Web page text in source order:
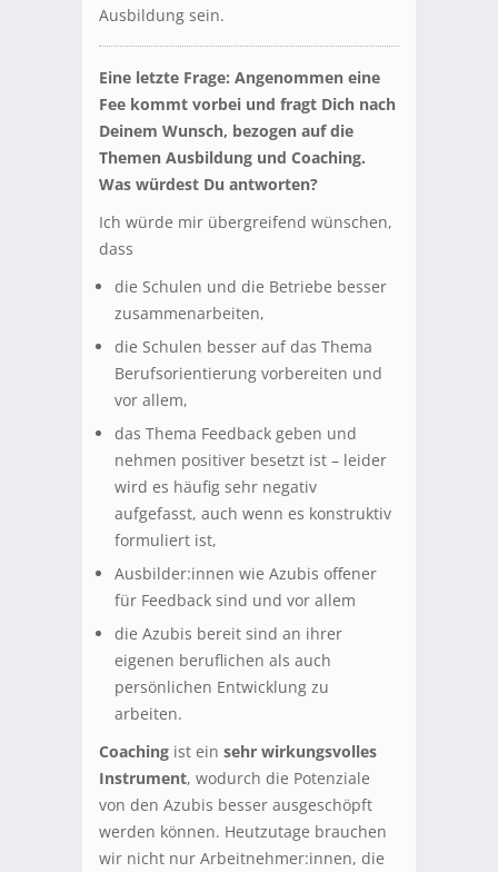
Ausbildung sein.
Eine letzte Frage: Angenommen eine
Fee kommt vorbei und fragt Dich nach
Deinem Wunsch, bezogen auf die
Themen Ausbildung und Coaching.
Was würdest Du antworten?
Ich würde mir übergreifend wünschen,
dass
die Schulen und die Betriebe besser
zusammenarbeiten,
die Schulen besser auf das Thema
Berufsorientierung vorbereiten und
vor allem,
das Thema Feedback geben und
nehmen positiver besetzt ist – leider
wird es häufig sehr negativ
aufgefasst, auch wenn es konstruktiv
formuliert ist,
Ausbilder:innen wie Azubis offener
für Feedback sind und vor allem
die Azubis bereit sind an ihrer
eigenen beruflichen als auch
persönlichen Entwicklung zu
arbeiten.
Coaching ist ein sehr wirkungsvolles
Instrument, wodurch die Potenziale
von den Azubis besser ausgeschöpft
werden können. Heutzutage brauchen
wir nicht nur Arbeitnehmer:innen, die